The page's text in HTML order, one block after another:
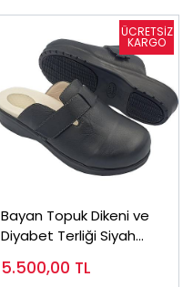
Bayan Topuk Dikeni ve
Diyabet Terliği Siyah
5.500,00 TL